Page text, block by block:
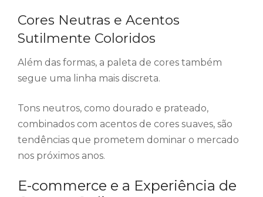
Cores Neutras e Acentos
Sutilmente Coloridos
Além das formas, a paleta de cores também
segue uma linha mais discreta.
Tons neutros, como dourado e prateado,
combinados com acentos de cores suaves, são
tendências que prometem dominar o mercado
nos próximos anos.
E-commerce e a Experiência de